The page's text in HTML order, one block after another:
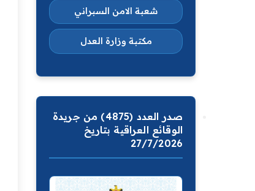
شعبة الامن السبراني
مكتبة وزارة العدل
صدر العدد (4875) من جريدة
الوقائع العراقية بتاريخ
27/7/2026